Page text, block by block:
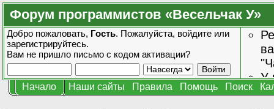
Форум программистов «Весельчак У»
Добро пожаловать, Гость. Пожалуйста, войдите или
зарегистрируйтесь.
Вам не пришло письмо с кодом активации?
У
Начало Наши сайты Правила Помощь Поиск